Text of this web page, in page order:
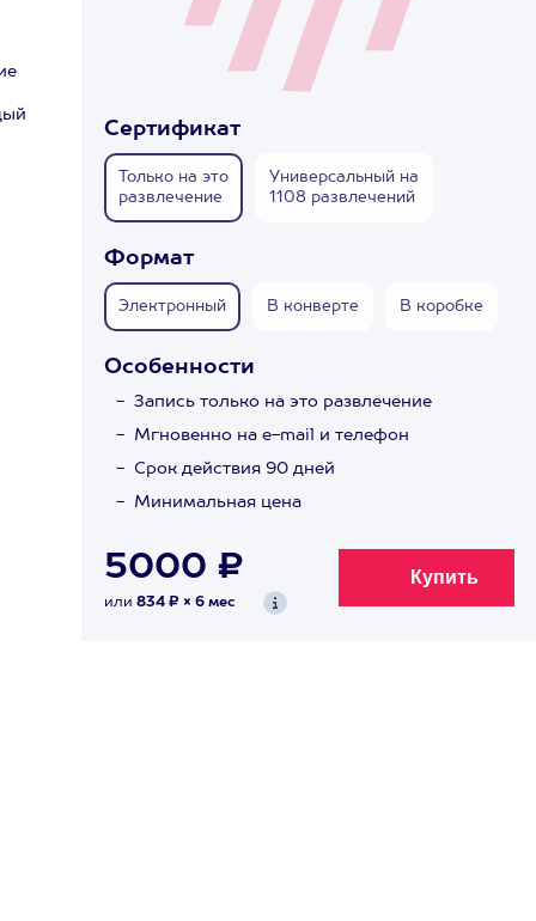
Сертификат
Только на это
развлечение
Универсальный на
1108 развлечений
Формат
Электронный В конверте В коробке
Особенности
Запись только на это развлечение
Мгновенно на e-mail и телефон
Срок действия 90 дней
Минимальная цена
5000 ₽
или 834 ₽ × 6 мес